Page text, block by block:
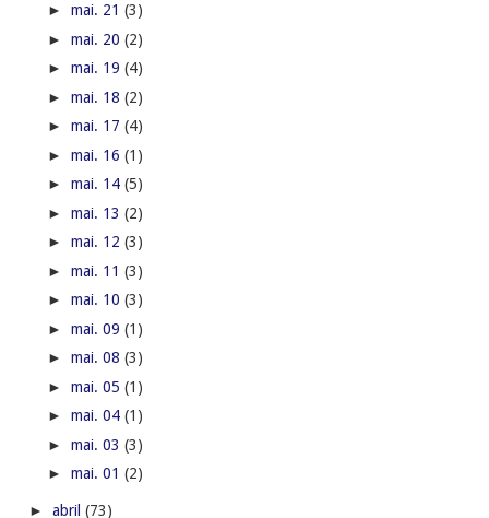
► mai. 21 (3)
► mai. 20 (2)
► mai. 19 (4)
► mai. 18 (2)
► mai. 17 (4)
► mai. 16 (1)
► mai. 14 (5)
► mai. 13 (2)
► mai. 12 (3)
► mai. 11 (3)
► mai. 10 (3)
► mai. 09 (1)
► mai. 08 (3)
► mai. 05 (1)
► mai. 04 (1)
► mai. 03 (3)
► mai. 01 (2)
► abril (73)